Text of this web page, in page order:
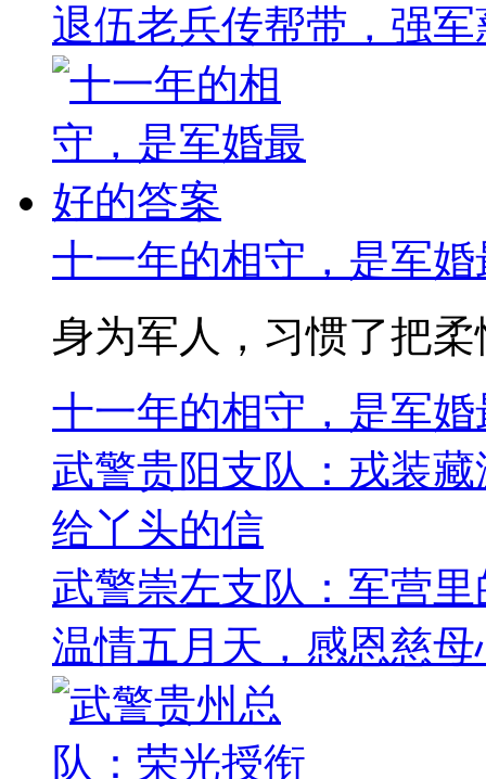
退伍老兵传帮带，强
十一年的相守，是军
身为军人，习惯了把
十一年的相守，是军
武警贵阳支队：戎装
给丫头的信
武警崇左支队：军营里
温情五月天，感恩慈母